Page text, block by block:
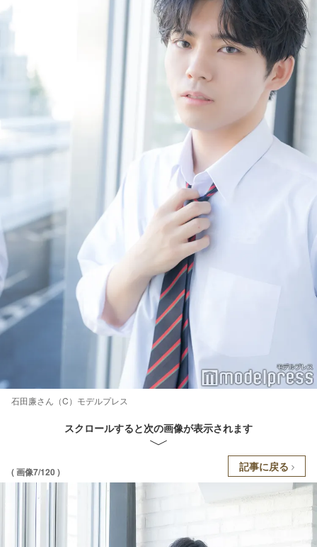
石田廉さん（C）モデルプレス
スクロールすると次の画像が表示されます
( 画像7/120 ) 記事に戻る